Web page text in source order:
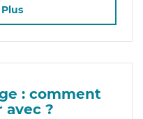
: comment
?